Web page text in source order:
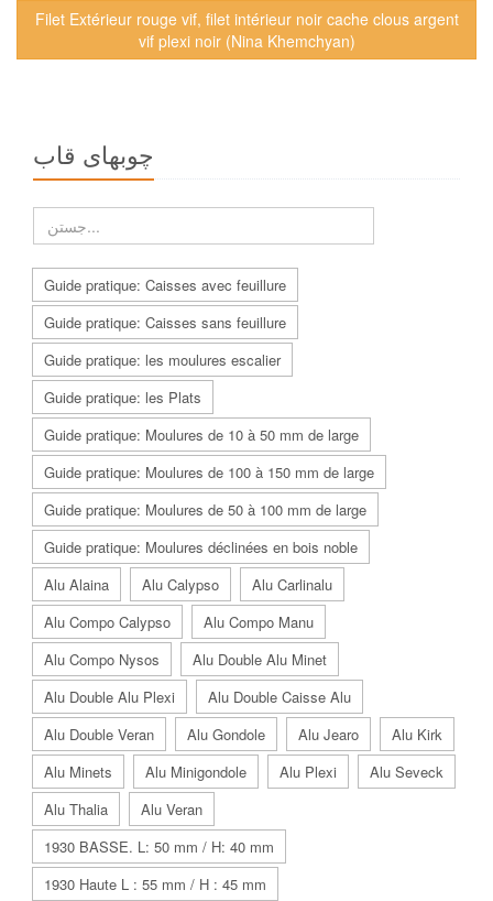
Filet Extérieur rouge vif, filet intérieur noir cache clous argent
vif plexi noir (Nina Khemchyan)
چوبهاى قاب
Guide pratique: Caisses avec feuillure
Guide pratique: Caisses sans feuillure
Guide pratique: les moulures escalier
Guide pratique: les Plats
Guide pratique: Moulures de 10 à 50 mm de large
Guide pratique: Moulures de 100 à 150 mm de large
Guide pratique: Moulures de 50 à 100 mm de large
Guide pratique: Moulures déclinées en bois noble
Alu Alaina
Alu Calypso
Alu Carlinalu
Alu Compo Calypso
Alu Compo Manu
Alu Compo Nysos
Alu Double Alu Minet
Alu Double Alu Plexi
Alu Double Caisse Alu
Alu Double Veran
Alu Gondole Alu Jearo
Alu Kirk
Alu Minets
Alu Minigondole Alu Plexi
Alu Seveck
Alu Thalia
Alu Veran
1930 BASSE. L: 50 mm / H: 40 mm
1930 Haute L : 55 mm / H : 45 mm